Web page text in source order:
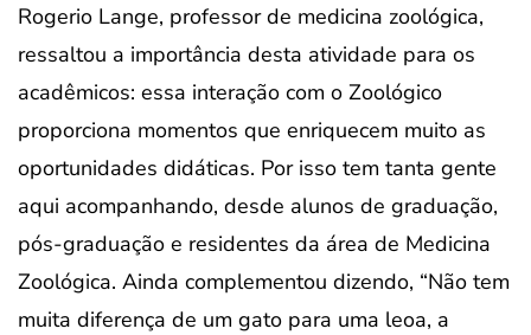
Rogerio Lange, professor de medicina zoológica,
ressaltou a importância desta atividade para os
acadêmicos: essa interação com o Zoológico
proporciona momentos que enriquecem muito as
oportunidades didáticas. Por isso tem tanta gente
aqui acompanhando, desde alunos de graduação,
pós-graduação e residentes da área de Medicina
Zoológica. Ainda complementou dizendo, “Não tem
muita diferença de um gato para uma leoa, a